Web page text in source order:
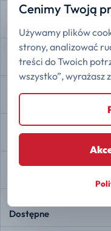
Asystent zmiany pasa ruchu
Ostrzeganie przed
Dostępne
Przednie czujniki radarowe
Dostępne
Tylne czujniki radarowe
Dostępne
Cenimy Twoją
Używamy plików
strony, analizować
treści do Twoich
wszystko”, wyrażasz